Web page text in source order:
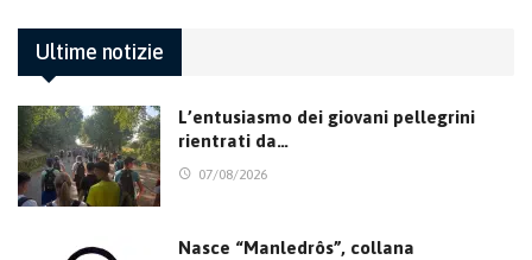
Ultime notizie
L’entusiasmo dei giovani pellegrini
rientrati da…
07/08/2026
Nasce “Manledrôs”, collana